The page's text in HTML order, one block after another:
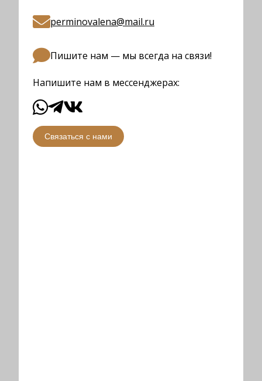
perminovalena@mail.ru
Пишите нам — мы всегда на связи!
Напишите нам в мессенджерах:
Связаться с нами